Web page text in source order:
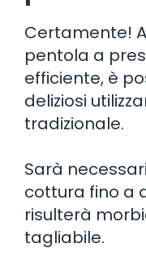
Certamente!
pentola a
efficiente, è
deliziosi
tradizionale.
Sarà
cottura fino a
risulterà
tagliabile.